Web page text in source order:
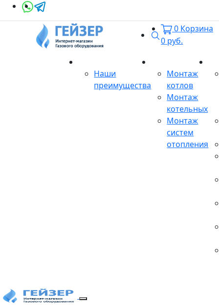
Поиск
0 Корзина
0 руб.
Наши
преимущества
Монтаж
котлов
Монтаж
котельных
Монтаж
систем
отопления